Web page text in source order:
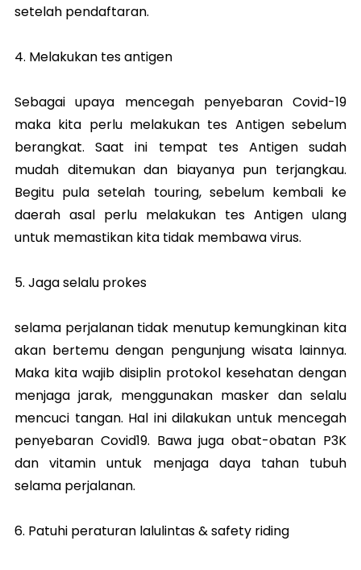
setelah pendaftaran.
4. Melakukan tes antigen
Sebagai upaya mencegah penyebaran Covid-19
maka kita perlu melakukan tes Antigen sebelum
berangkat. Saat ini tempat tes Antigen sudah
mudah ditemukan dan biayanya pun terjangkau.
Begitu pula setelah touring, sebelum kembali ke
daerah asal perlu melakukan tes Antigen ulang
untuk memastikan kita tidak membawa virus.
5. Jaga selalu prokes
selama perjalanan tidak menutup kemungkinan kita
akan bertemu dengan pengunjung wisata lainnya.
Maka kita wajib disiplin protokol kesehatan dengan
menjaga jarak, menggunakan masker dan selalu
mencuci tangan. Hal ini dilakukan untuk mencegah
penyebaran Covid19. Bawa juga obat-obatan P3K
dan vitamin untuk menjaga daya tahan tubuh
selama perjalanan.
6. Patuhi peraturan lalulintas & safety riding